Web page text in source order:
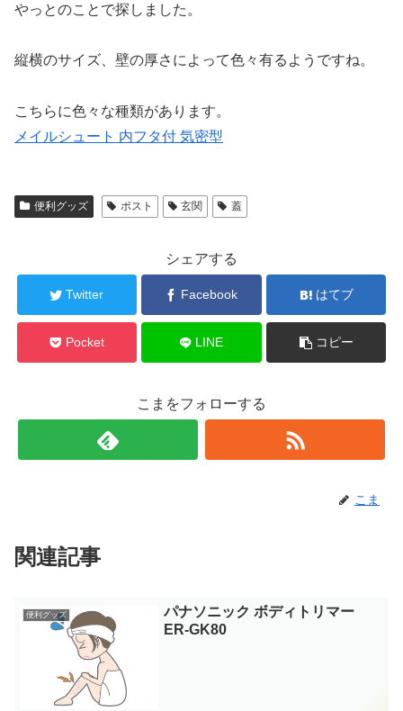
やっとのことで探しました。
縦横のサイズ、壁の厚さによって色々有るようですね。
こちらに色々な種類があります。
メイルシュート 内フタ付 気密型
便利グッズ ポスト 玄関 蓋
シェアする
Twitter Facebook はてブ
Pocket LINE コピー
こまをフォローする
こま
関連記事
便利グッズ
パナソニック ボディトリマー
ER-GK80